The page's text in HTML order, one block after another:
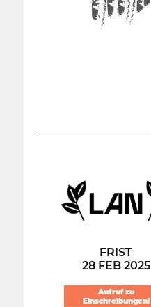
FRIST
28 FEB 2025
Aufruf zu
Einschreibungen!